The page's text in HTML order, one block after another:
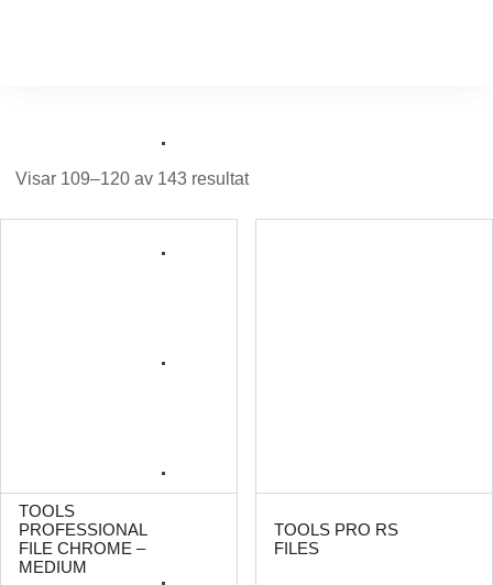
Visar 109–120 av 143 resultat
TOOLS
PROFESSIONAL
FILE CHROME –
MEDIUM
TOOLS PRO RS
FILES